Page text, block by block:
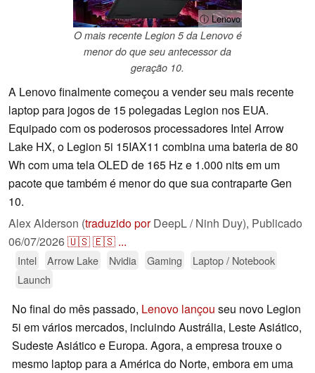
ⓘ Lenovo
O mais recente Legion 5 da Lenovo é
menor do que seu antecessor da
geração 10.
A Lenovo finalmente começou a vender seu mais recente
laptop para jogos de 15 polegadas Legion nos EUA.
Equipado com os poderosos processadores Intel Arrow
Lake HX, o Legion 5i 15IAX11 combina uma bateria de 80
Wh com uma tela OLED de 165 Hz e 1.000 nits em um
pacote que também é menor do que sua contraparte Gen
10.
Alex Alderson (traduzido porDeepL / Ninh Duy), Publicado
06/07/2026🇺🇸🇪🇸 ...
Intel Arrow Lake Nvidia Gaming
Laptop / Notebook
Launch
No final do mês passado, Lenovo lançou seu novo Legion
5i em vários mercados, incluindo Austrália, Leste Asiático,
Sudeste Asiático e Europa. Agora, a empresa trouxe o
mesmo laptop para a América do Norte, embora em uma